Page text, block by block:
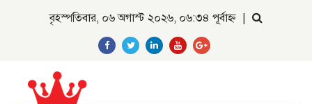
বৃহস্পতিবার, ০৬ অগাস্ট ২০২৬, ০৬:৩৪ পূর্বাহ্ন